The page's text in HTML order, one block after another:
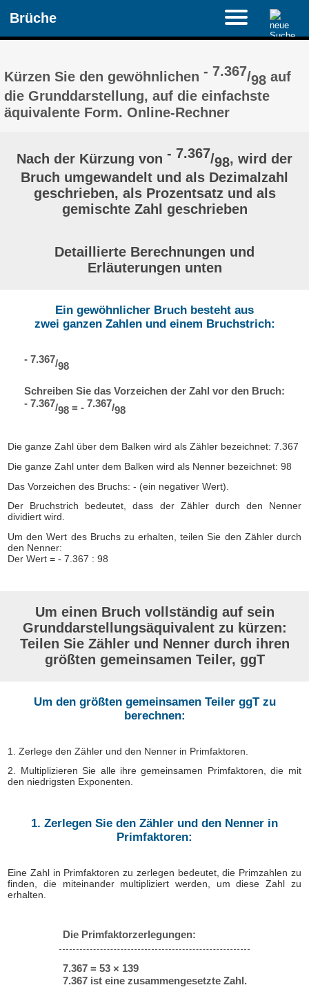
Brüche
Kürzen Sie den gewöhnlichen- 7.367/98 auf
die Grunddarstellung, auf die einfachste
äquivalente Form. Online-Rechner
Nach der Kürzung von - 7.367/98, wird der
Bruch umgewandelt und als Dezimalzahl
geschrieben, als Prozentsatz und als
gemischte Zahl geschrieben
Detaillierte Berechnungen und
Erläuterungen unten
Ein gewöhnlicher Bruch besteht aus
zwei ganzen Zahlen und einem Bruchstrich:
- 7.367/98
Schreiben Sie das Vorzeichen der Zahl vor den Bruch:
- 7.367/98 = - 7.367/98
Die ganze Zahl über dem Balken wird als Zähler bezeichnet: 7.367
Die ganze Zahl unter dem Balken wird als Nenner bezeichnet: 98
Das Vorzeichen des Bruchs: - (ein negativer Wert).
Der Bruchstrich bedeutet, dass der Zähler durch den Nenner
dividiert wird.
Um den Wert des Bruchs zu erhalten, teilen Sie den Zähler durch
den Nenner:
Der Wert = - 7.367 : 98
Um einen Bruch vollständig auf sein
Grunddarstellungsäquivalent zu kürzen:
Teilen Sie Zähler und Nenner durch ihren
größten gemeinsamen Teiler, ggT
Um den größten gemeinsamen Teiler ggT zu
berechnen:
1. Zerlege den Zähler und den Nenner in Primfaktoren.
2. Multiplizieren Sie alle ihre gemeinsamen Primfaktoren, die mit
den niedrigsten Exponenten.
1. Zerlegen Sie den Zähler und den Nenner in
Primfaktoren:
Eine Zahl in Primfaktoren zu zerlegen bedeutet, die Primzahlen zu
finden, die miteinander multipliziert werden, um diese Zahl zu
erhalten.
Die Primfaktorzerlegungen:
7.367 = 53 × 139
7.367 ist eine zusammengesetzte Zahl.